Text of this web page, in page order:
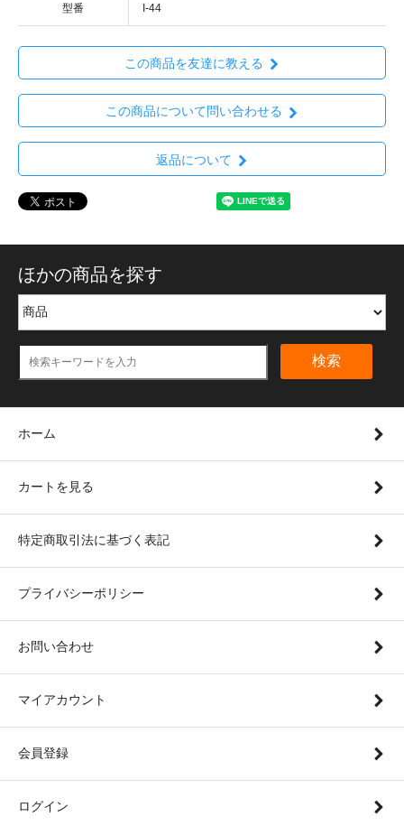
型番 I-44
この商品を友達に教える
この商品について問い合わせる
返品について
ほかの商品を探す
検索
ホーム
カートを見る
特定商取引法に基づく表記
プライバシーポリシー
お問い合わせ
マイアカウント
会員登録
ログイン